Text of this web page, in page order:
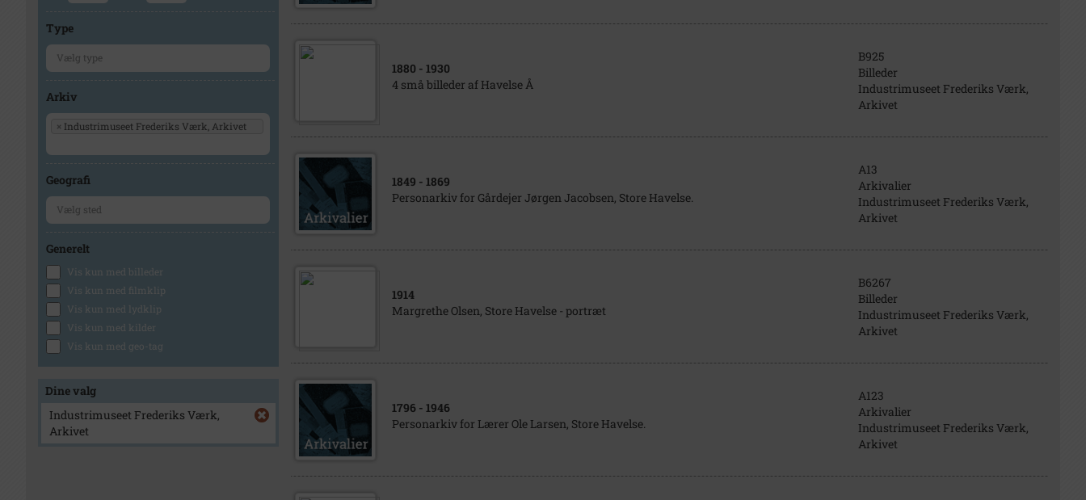
Type
Arkiv
× Industrimuseet Frederiks Værk, Arkivet
Geografi
Generelt
Vis kun med billeder
Vis kun med filmklip
Vis kun med lydklip
Vis kun med kilder
Vis kun med geo-tag
Dine valg
Industrimuseet Frederiks Værk,
Arkivet
1880 - 1930
4 små billeder af Havelse Å
B925
Billeder
Industrimuseet Frederiks Værk,
Arkivet
1849 - 1869
Personarkiv for Gårdejer Jørgen Jacobsen, Store Havelse.
A13
Arkivalier
Industrimuseet Frederiks Værk,
Arkivet
1914
Margrethe Olsen, Store Havelse - portræt
B6267
Billeder
Industrimuseet Frederiks Værk,
Arkivet
1796 - 1946
Personarkiv for Lærer Ole Larsen, Store Havelse.
A123
Arkivalier
Industrimuseet Frederiks Værk,
Arkivet